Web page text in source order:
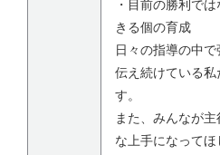
・目前の勝利で
きる個の育成
日々の指導の中
伝え続けている
す。
また、みんなが
な上手になってほ